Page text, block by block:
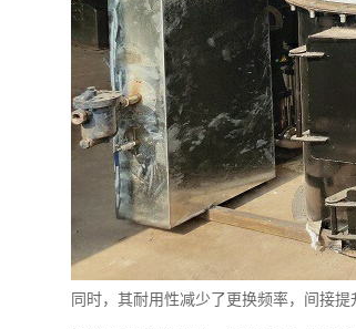
同时，其耐用性减少了更换频率，间接提